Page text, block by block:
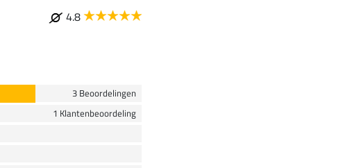
4.8
3 Beoordelingen
1 Klantenbeoordeling